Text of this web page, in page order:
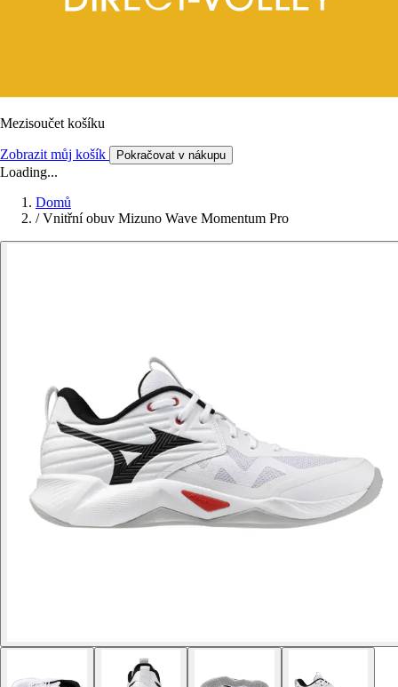
Mezisoučet košíku
Zobrazit můj košík Pokračovat v nákupu
Loading...
Domů
/ Vnitřní obuv Mizuno Wave Momentum Pro